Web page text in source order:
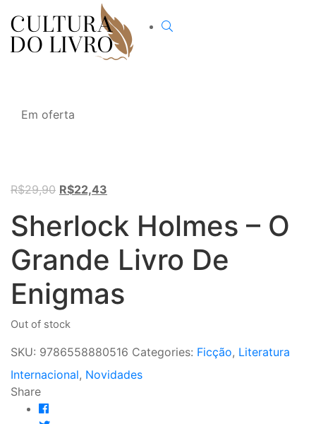
Em oferta
R$29,90 Original
was:
R$29,90.
R$22,43
is:
R$22,43.
Sherlock Holmes – O
Grande Livro De
Enigmas
Out of stock
SKU: 9786558880516 Categories: Ficção, Literatura
Internacional, Novidades
Share